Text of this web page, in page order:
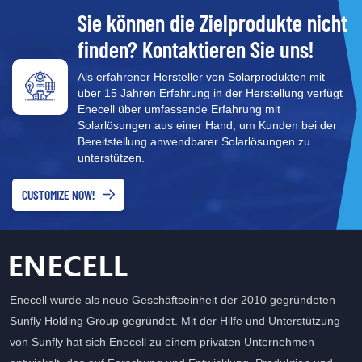
Abhängigkeit von fossilen Brennstoffen zu verringern, die
Luftverschmutzung wirksam zu mindern und die globale
Erwärmung zu verlangsamen. Darüber hinaus werden
Herstellung und Lebensdauer von Solarmodulen kontinuierlich
optimiert. Moderne Solarmodule werden zunehmend
umweltfreundlicher hergestellt, und die Recyclingtechnologien
entwickeln sich weiter, um ihren ökologischen Fußabdruck zu
minimieren. Entwicklung der Effizienz der Photovoltaik und ihre
vielversprechende ZukunftDie Effizienz von Photovoltaikanlagen
hat sich im Laufe der Jahre dank der Weiterentwicklung von
haben technologische Fortschritte die Solarenergie
wirtschaftlicher und praktischer gemacht. Insbesondere, Bifaziales
Solarmodul vom Typ N Beide Seiten des Moduls werden zur
anpassungsfähiger für verschiedene Umgebungen, und mit dem
Sie können die Zielprodukte nicht
finden? Kontaktieren Sie uns!
Als erfahrener Hersteller von Solarprodukten mit
über 15 Jahren Erfahrung in der Herstellung verfügt
Enecell über umfassende Erfahrung mit
Solarlösungen aus einer Hand, um Kunden bei der
Bereitstellung anwendbarer Solarlösungen zu
unterstützen.
CUSTOMIZE NOW!
Enecell wurde als neue Geschäftseinheit der 2010 gegründeten
Sunfly Holding Group gegründet. Mit der Hilfe und Unterstützung
von Sunfly hat sich Enecell zu einem privaten Unternehmen